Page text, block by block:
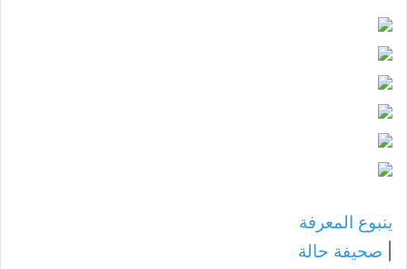
ينبوع المعرفة
صحيفة حالة